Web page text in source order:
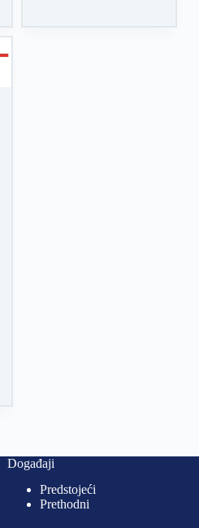
Događaji
Predstojeći
Prethodni